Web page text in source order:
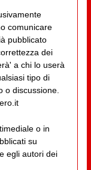
comunicare
pubblicato
dei
a chi lo userà
tipo di
o discussione.
o in
su
egli autori dei